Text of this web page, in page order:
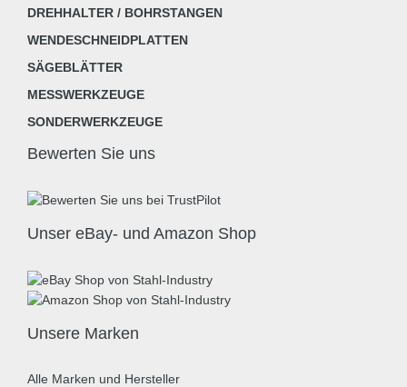
DREHHALTER / BOHRSTANGEN
WENDESCHNEIDPLATTEN
SÄGEBLÄTTER
MESSWERKZEUGE
SONDERWERKZEUGE
Bewerten Sie uns
Unser eBay- und Amazon Shop
Unsere Marken
Alle Marken und Hersteller